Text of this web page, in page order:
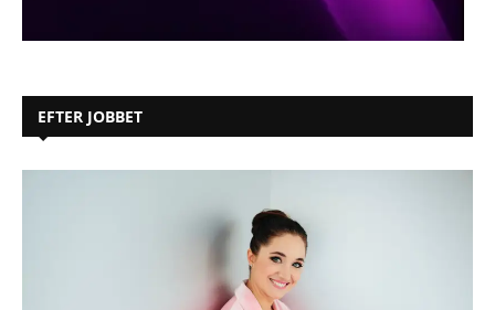
EFTER JOBBET